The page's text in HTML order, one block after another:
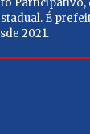
Participativo,
É
2021.